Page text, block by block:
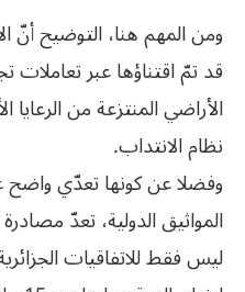
ومن المهم هنا، التوضيح أنّ
قد تمّ اقتناؤها عبر
الأراضي المنتزعة من
نظام الانتداب.
وفضلا عن كونها تعدّي واضح
المواثيق الدولية، تعدّ
ليس فقط للاتفاقيات